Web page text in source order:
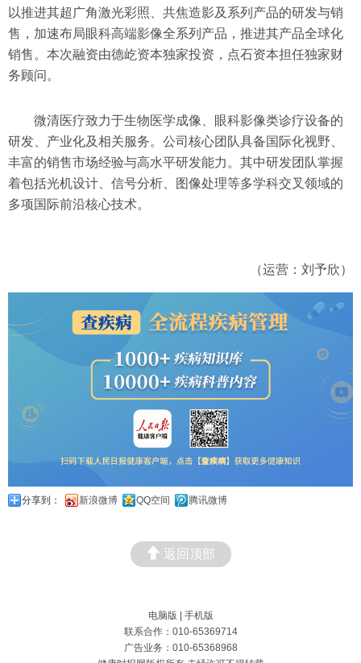
以推进其超广角激光彩照、共焦造影及系列产品的研发与销
售，加速布局眼科高端影像全系列产品，推进其产品全球化
销售。本次融资由德屹资本独家投资，点石资本担任独家财
务顾问。
微清医疗致力于生物医学成像、眼科影像类诊疗设备的
研发、产业化及相关服务。公司核心团队具备国际化视野、
丰富的销售市场经验与高水平研发能力。其中研发团队掌握
着包括光机设计、信号分析、图像处理等多学科交叉领域的
多项国际前沿核心技术。
（运营：刘予欣）
分享到： 新浪微博 QQ空间 腾讯微博
返回顶部
电脑版
手机版
联系合作：010-65369714
广告业务：010-65368968